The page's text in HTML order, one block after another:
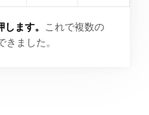
ます。
これで複数の
ました。